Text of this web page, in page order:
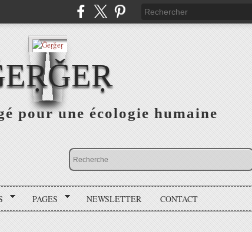
pour une écologie humaine
PAGES NEWSLETTER CONTACT